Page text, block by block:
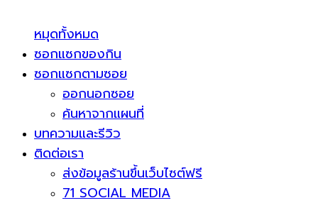
หมุดทั้งหมด
ซอกแซกของกิน
ซอกแซกตามซอย
ออกนอกซอย
ค้นหาจากแผนที่
บทความและรีวิว
ติดต่อเรา
ส่งข้อมูลร้านขึ้นเว็บไซต์ฟรี
71 SOCIAL MEDIA